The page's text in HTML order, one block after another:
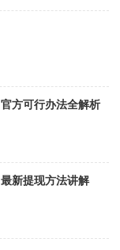
方可行办法全解析
新提现方法讲解